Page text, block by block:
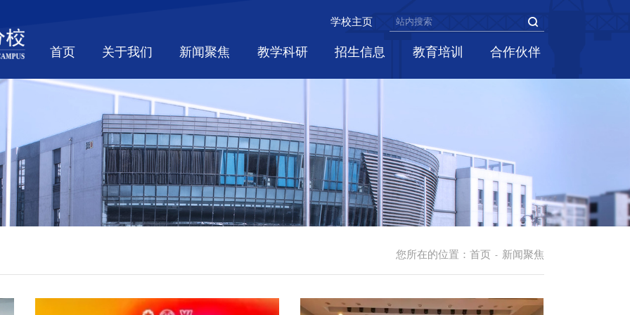
学校主页
首页 关于我们 新闻聚焦 教学科研 招生信息 教育培训 合作伙伴
您所在的位置： 首页 - 新闻聚焦